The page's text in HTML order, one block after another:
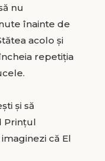
nu
înainte de
acolo și
repetiția
și să
Prințul
că El